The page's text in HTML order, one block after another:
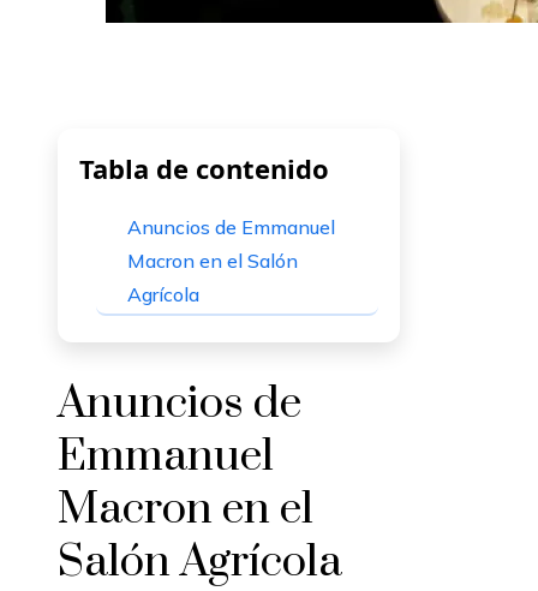
Tabla de contenido
Anuncios de Emmanuel
Macron en el Salón
Agrícola
Anuncios de
Emmanuel
Macron en el
Salón Agrícola